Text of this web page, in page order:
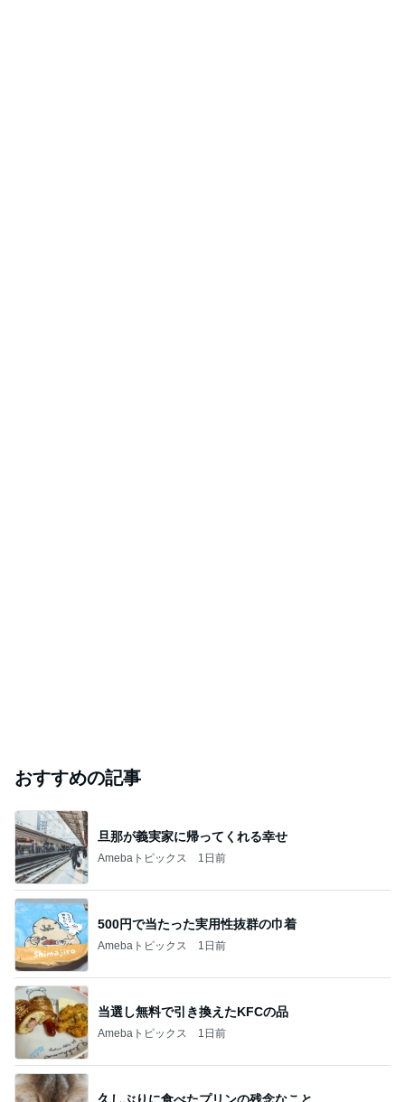
おすすめの記事
旦那が義実家に帰ってくれる幸せ
Amebaトピックス 1日前
500円で当たった実用性抜群の巾着
Amebaトピックス 1日前
当選し無料で引き換えたKFCの品
Amebaトピックス 1日前
久しぶりに食べたプリンの残念なこと